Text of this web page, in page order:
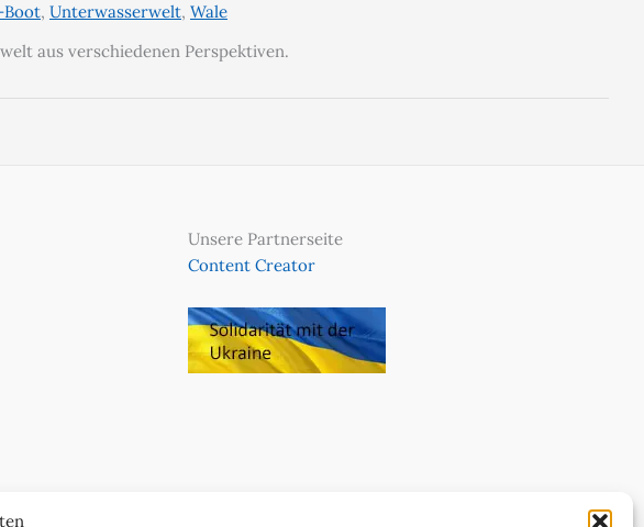
Boot, Unterwasserwelt, Wale
aus verschiedenen Perspektiven.
Unsere Partnerseite
Content Creator